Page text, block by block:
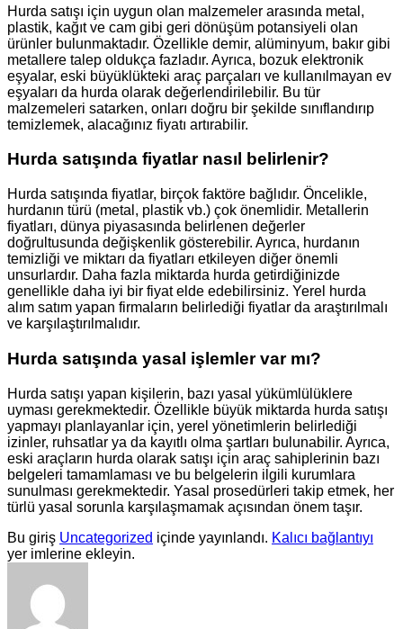
Hurda satışı için uygun olan malzemeler arasında metal,
plastik, kağıt ve cam gibi geri dönüşüm potansiyeli olan
ürünler bulunmaktadır. Özellikle demir, alüminyum, bakır gibi
metallere talep oldukça fazladır. Ayrıca, bozuk elektronik
eşyalar, eski büyüklükteki araç parçaları ve kullanılmayan ev
eşyaları da hurda olarak değerlendirilebilir. Bu tür
malzemeleri satarken, onları doğru bir şekilde sınıflandırıp
temizlemek, alacağınız fiyatı artırabilir.
Hurda satışında fiyatlar nasıl belirlenir?
Hurda satışında fiyatlar, birçok faktöre bağlıdır. Öncelikle,
hurdanın türü (metal, plastik vb.) çok önemlidir. Metallerin
fiyatları, dünya piyasasında belirlenen değerler
doğrultusunda değişkenlik gösterebilir. Ayrıca, hurdanın
temizliği ve miktarı da fiyatları etkileyen diğer önemli
unsurlardır. Daha fazla miktarda hurda getirdiğinizde
genellikle daha iyi bir fiyat elde edebilirsiniz. Yerel hurda
alım satım yapan firmaların belirlediği fiyatlar da araştırılmalı
ve karşılaştırılmalıdır.
Hurda satışında yasal işlemler var mı?
Hurda satışı yapan kişilerin, bazı yasal yükümlülüklere
uyması gerekmektedir. Özellikle büyük miktarda hurda satışı
yapmayı planlayanlar için, yerel yönetimlerin belirlediği
izinler, ruhsatlar ya da kayıtlı olma şartları bulunabilir. Ayrıca,
eski araçların hurda olarak satışı için araç sahiplerinin bazı
belgeleri tamamlaması ve bu belgelerin ilgili kurumlara
sunulması gerekmektedir. Yasal prosedürleri takip etmek, her
türlü yasal sorunla karşılaşmamak açısından önem taşır.
Bu giriş Uncategorized içinde yayınlandı. Kalıcı bağlantıyı
yer imlerine ekleyin.